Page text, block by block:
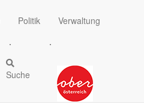
Politik
.
Verwaltung
.
Suche